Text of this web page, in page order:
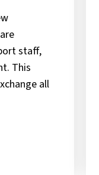
staff,
This
all